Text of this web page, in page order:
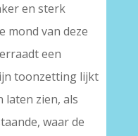
en sterk
mond van deze
een
toonzetting lijkt
laten zien, als
waar de